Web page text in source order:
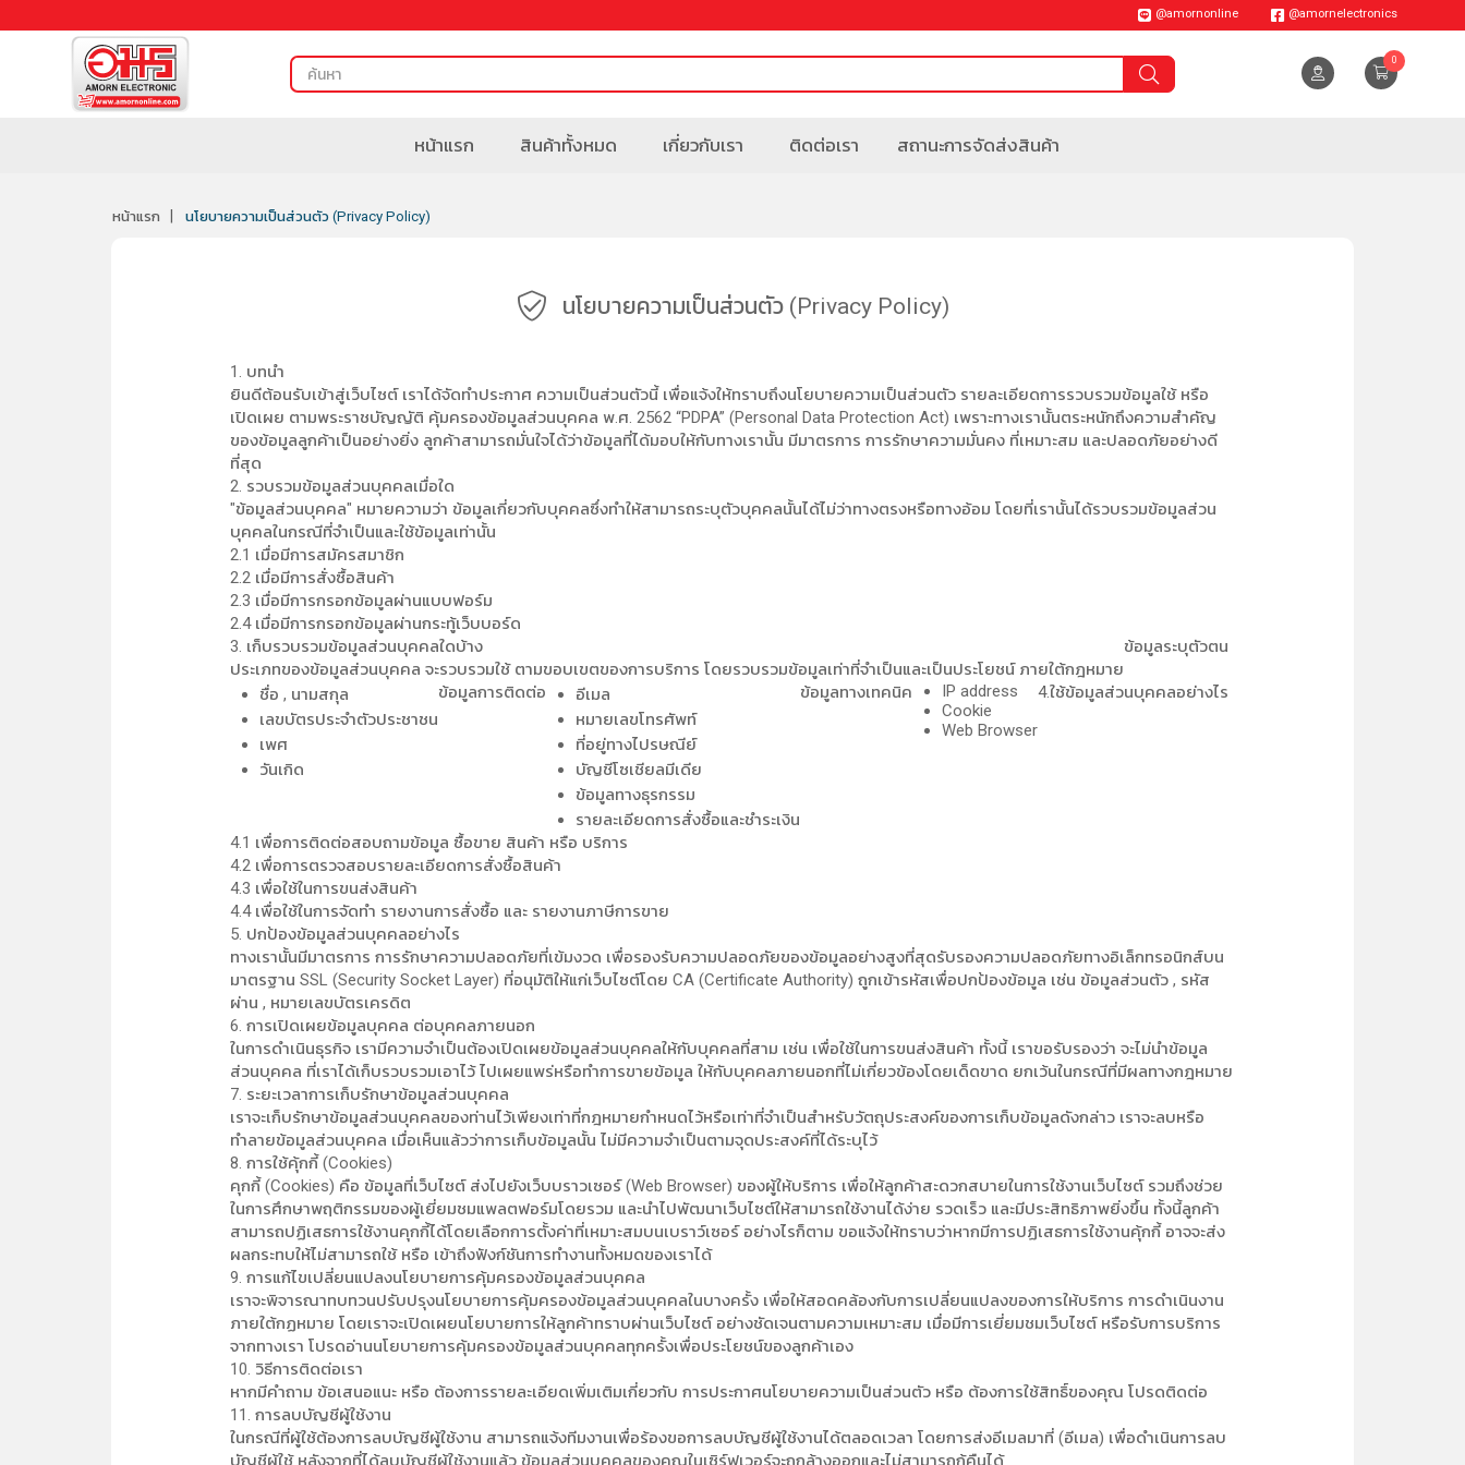
0
@amornonline @amornelectronics
หน้าแรก สินค้าทั้งหมด เกี่ยวกับเรา ติดต่อเรา สถานะการจัดส่งสินค้า
หน้าแรก นโยบายความเป็นส่วนตัว (Privacy Policy)
นโยบายความเป็นส่วนตัว (Privacy Policy)
1. บทนำ
ยินดีต้อนรับเข้าสู่เว็บไซต์ เราได้จัดทำประกาศ ความเป็นส่วนตัวนี้ เพื่อแจ้งให้ทราบถึงนโยบายความเป็นส่วนตัว รายละเอียดการรวบรวมข้อมูลใช้ หรือ
เปิดเผย ตามพระราชบัญญัติ คุ้มครองข้อมูลส่วนบุคคล พ.ศ. 2562 “PDPA” (Personal Data Protection Act) เพราะทางเรานั้นตระหนักถึงความสำคัญ
ของข้อมูลลูกค้าเป็นอย่างยิ่ง ลูกค้าสามารถมั่นใจได้ว่าข้อมูลที่ได้มอบให้กับทางเรานั้น มีมาตรการ การรักษาความมั่นคง ที่เหมาะสม และปลอดภัยอย่างดี
ที่สุด
2. รวบรวมข้อมูลส่วนบุคคลเมื่อใด
"ข้อมูลส่วนบุคคล" หมายความว่า ข้อมูลเกี่ยวกับบุคคลซึ่งทำให้สามารถระบุตัวบุคคลนั้นได้ไม่ว่าทางตรงหรือทางอ้อม โดยที่เรานั้นได้รวบรวมข้อมูลส่วน
บุคคลในกรณีที่จำเป็นและใช้ข้อมูลเท่านั้น
2.1 เมื่อมีการสมัครสมาชิก
2.2 เมื่อมีการสั่งซื้อสินค้า
2.3 เมื่อมีการกรอกข้อมูลผ่านแบบฟอร์ม
2.4 เมื่อมีการกรอกข้อมูลผ่านกระทู้เว็บบอร์ด
3. เก็บรวบรวมข้อมูลส่วนบุคคลใดบ้าง
ประเภทของข้อมูลส่วนบุคคล จะรวบรวมใช้ ตามขอบเขตของการบริการ โดยรวบรวมข้อมูลเท่าที่จำเป็นและเป็นประโยชน์ ภายใต้กฎหมาย
ข้อมูลระบุตัวตน
ชื่อ , นามสกุล
เลขบัตรประจำตัวประชาชน
เพศ
วันเกิด
ข้อมูลการติดต่อ
อีเมล
หมายเลขโทรศัพท์
ที่อยู่ทางไปรษณีย์
บัญชีโซเชียลมีเดีย
ข้อมูลทางธุรกรรม
รายละเอียดการสั่งซื้อและชำระเงิน
ข้อมูลทางเทคนิค
IP address
Cookie
Web Browser
4.ใช้ข้อมูลส่วนบุคคลอย่างไร
4.1 เพื่อการติดต่อสอบถามข้อมูล ซื้อขาย สินค้า หรือ บริการ
4.2 เพื่อการตรวจสอบรายละเอียดการสั่งซื้อสินค้า
4.3 เพื่อใช้ในการขนส่งสินค้า
4.4 เพื่อใช้ในการจัดทำ รายงานการสั่งซื้อ และ รายงานภาษีการขาย
5. ปกป้องข้อมูลส่วนบุคคลอย่างไร
ทางเรานั้นมีมาตรการ การรักษาความปลอดภัยที่เข้มงวด เพื่อรองรับความปลอดภัยของข้อมูลอย่างสูงที่สุดรับรองความปลอดภัยทางอิเล็กทรอนิกส์บน
มาตรฐาน SSL (Security Socket Layer) ที่อนุมัติให้แก่เว็บไซต์โดย CA (Certificate Authority) ถูกเข้ารหัสเพื่อปกป้องข้อมูล เช่น ข้อมูลส่วนตัว , รหัส
ผ่าน , หมายเลขบัตรเครดิต
6. การเปิดเผยข้อมูลบุคคล ต่อบุคคลภายนอก
ในการดำเนินธุรกิจ เรามีความจำเป็นต้องเปิดเผยข้อมูลส่วนบุคคลให้กับบุคคลที่สาม เช่น เพื่อใช้ในการขนส่งสินค้า ทั้งนี้ เราขอรับรองว่า จะไม่นำข้อมูล
ส่วนบุคคล ที่เราได้เก็บรวบรวมเอาไว้ ไปเผยแพร่หรือทำการขายข้อมูล ให้กับบุคคลภายนอกที่ไม่เกี่ยวข้องโดยเด็ดขาด ยกเว้นในกรณีที่มีผลทางกฎหมาย
7. ระยะเวลาการเก็บรักษาข้อมูลส่วนบุคคล
เราจะเก็บรักษาข้อมูลส่วนบุคคลของท่านไว้เพียงเท่าที่กฎหมายกำหนดไว้หรือเท่าที่จำเป็นสำหรับวัตถุประสงค์ของการเก็บข้อมูลดังกล่าว เราจะลบหรือ
ทำลายข้อมูลส่วนบุคคล เมื่อเห็นแล้วว่าการเก็บข้อมูลนั้น ไม่มีความจำเป็นตามจุดประสงค์ที่ได้ระบุไว้
8. การใช้คุ้กกี้ (Cookies)
คุกกี้ (Cookies) คือ ข้อมูลที่เว็บไซต์ ส่งไปยังเว็บบราวเซอร์ (Web Browser) ของผู้ให้บริการ เพื่อให้ลูกค้าสะดวกสบายในการใช้งานเว็บไซต์ รวมถึงช่วย
ในการศึกษาพฤติกรรมของผู้เยี่ยมชมแพลตฟอร์มโดยรวม และนำไปพัฒนาเว็บไซต์ให้สามารถใช้งานได้ง่าย รวดเร็ว และมีประสิทธิภาพยิ่งขึ้น ทั้งนี้ลูกค้า
สามารถปฏิเสธการใช้งานคุกกี้ได้โดยเลือกการตั้งค่าที่เหมาะสมบนเบราว์เซอร์ อย่างไรก็ตาม ขอแจ้งให้ทราบว่าหากมีการปฏิเสธการใช้งานคุ้กกี้ อาจจะส่ง
ผลกระทบให้ไม่สามารถใช้ หรือ เข้าถึงฟังก์ชันการทำงานทั้งหมดของเราได้
9. การแก้ไขเปลี่ยนแปลงนโยบายการคุ้มครองข้อมูลส่วนบุคคล
เราจะพิจารณาทบทวนปรับปรุงนโยบายการคุ้มครองข้อมูลส่วนบุคคลในบางครั้ง เพื่อให้สอดคล้องกับการเปลี่ยนแปลงของการให้บริการ การดำเนินงาน
ภายใต้กฏหมาย โดยเราจะเปิดเผยนโยบายการให้ลูกค้าทราบผ่านเว็บไซต์ อย่างชัดเจนตามความเหมาะสม เมื่อมีการเยี่ยมชมเว็บไซต์ หรือรับการบริการ
จากทางเรา โปรดอ่านนโยบายการคุ้มครองข้อมูลส่วนบุคคลทุกครั้งเพื่อประโยชน์ของลูกค้าเอง
10. วิธีการติดต่อเรา
หากมีคำถาม ข้อเสนอแนะ หรือ ต้องการรายละเอียดเพิ่มเติมเกี่ยวกับ การประกาศนโยบายความเป็นส่วนตัว หรือ ต้องการใช้สิทธิ์ของคุณ โปรดติดต่อ
11. การลบบัญชีผู้ใช้งาน
ในกรณีที่ผู้ใช้ต้องการลบบัญชีผู้ใช้งาน สามารถแจ้งทีมงานเพื่อร้องขอการลบบัญชีผู้ใช้งานได้ตลอดเวลา โดยการส่งอีเมลมาที่ (อีเมล) เพื่อดำเนินการลบ
บัญชีผู้ใช้ หลังจากที่ได้ลบบัญชีผู้ใช้งานแล้ว ข้อมูลส่วนบุคคลของคุณในเซิร์ฟเวอร์จะถูกล้างออกและไม่สามารถกู้คืนได้